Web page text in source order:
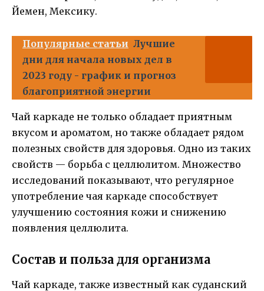
Йемен, Мексику.
Популярные статьи Лучшие
дни для начала новых дел в
2023 году - график и прогноз
благоприятной энергии
Чай каркаде не только обладает приятным
вкусом и ароматом, но также обладает рядом
полезных свойств для здоровья. Одно из таких
свойств — борьба с целлюлитом. Множество
исследований показывают, что регулярное
употребление чая каркаде способствует
улучшению состояния кожи и снижению
появления целлюлита.
Состав и польза для организма
Чай каркаде, также известный как суданский